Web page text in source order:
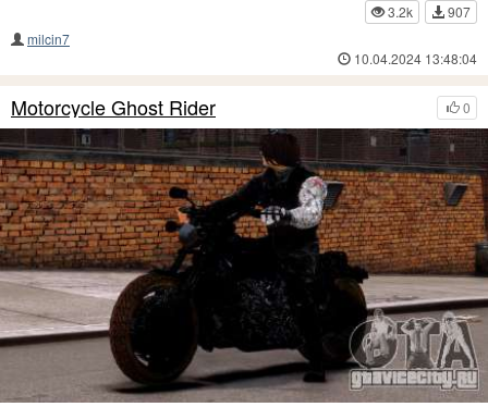
3.2k
907
milcin7
10.04.2024 13:48:04
0
Motorcycle Ghost Rider